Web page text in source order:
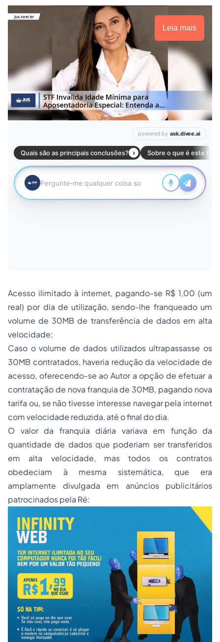
Leia mais
Acesso ilimitado à internet, pagando-se R$ 1,00 (um
real) por dia de utilização, sendo-lhe franqueado um
volume de 30MB de transferência de dados em alta
velocidade;
Caso o volume de dados utilizados ultrapassasse os
30MB contratados, haveria redução da velocidade de
acesso, oferecendo-se ao Autor a opção de efetuar a
contratação de nova franquia de 30MB, pagando nova
tarifa ou, se não tivesse interesse navegar pela internet
com velocidade reduzida, até o final do dia.
O valor da franquia diária variava em função da
quantidade de dados que poderiam ser transferidos
em alta velocidade, mas todos os contratos
obedeciam à mesma sistemática, que era
amplamente divulgada em anúncios publicitários
patrocinados pela Ré: